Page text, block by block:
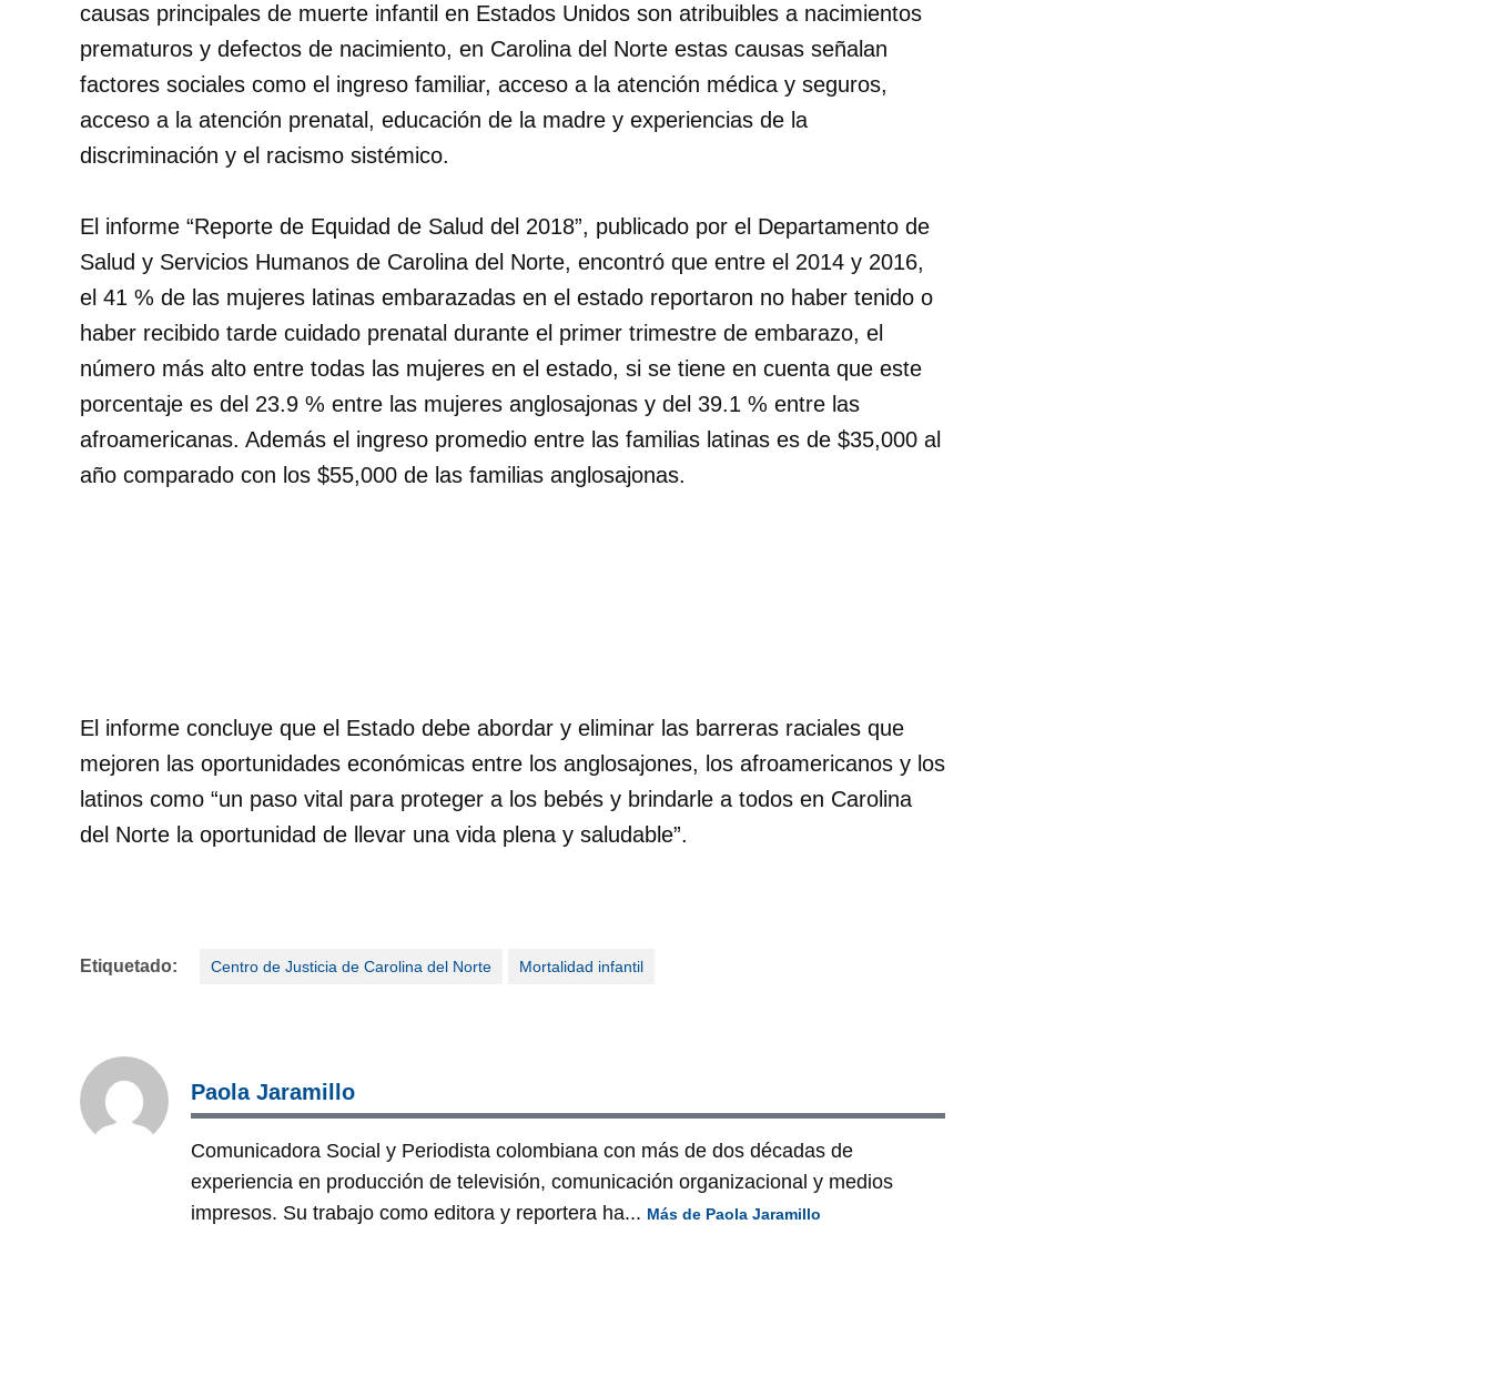
causas principales de muerte infantil en Estados Unidos son atribuibles a nacimientos
prematuros y defectos de nacimiento, en Carolina del Norte estas causas señalan
factores sociales como el ingreso familiar, acceso a la atención médica y seguros,
acceso a la atención prenatal, educación de la madre y experiencias de la
discriminación y el racismo sistémico.
El informe “Reporte de Equidad de Salud del 2018”, publicado por el Departamento de
Salud y Servicios Humanos de Carolina del Norte, encontró que entre el 2014 y 2016,
el 41 % de las mujeres latinas embarazadas en el estado reportaron no haber tenido o
haber recibido tarde cuidado prenatal durante el primer trimestre de embarazo, el
número más alto entre todas las mujeres en el estado, si se tiene en cuenta que este
porcentaje es del 23.9 % entre las mujeres anglosajonas y del 39.1 % entre las
afroamericanas. Además el ingreso promedio entre las familias latinas es de $35,000 al
año comparado con los $55,000 de las familias anglosajonas.
El informe concluye que el Estado debe abordar y eliminar las barreras raciales que
mejoren las oportunidades económicas entre los anglosajones, los afroamericanos y los
latinos como “un paso vital para proteger a los bebés y brindarle a todos en Carolina
del Norte la oportunidad de llevar una vida plena y saludable”.
Etiquetado: Centro de Justicia de Carolina del Norte Mortalidad infantil
Paola Jaramillo
Comunicadora Social y Periodista colombiana con más de dos décadas de
experiencia en producción de televisión, comunicación organizacional y medios
impresos. Su trabajo como editora y reportera ha... Más de Paola Jaramillo